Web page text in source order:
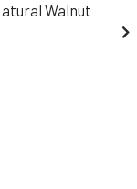
Walnut